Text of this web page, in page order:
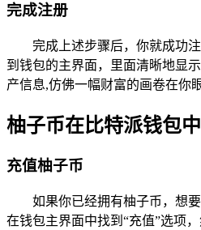
完成注册
完成上述步骤后，你就成功
到钱包的主界面，里面清晰地显
产信息,仿佛一幅财富的画卷在你
柚子币在比特派钱包
充值柚子币
如果你已经拥有柚子币，想
在钱包主界面中找到“充值”选项